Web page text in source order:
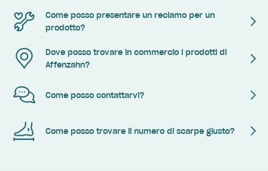
Come posso presentare un reclamo per un
prodotto?
Dove posso trovare in commercio i prodotti di
Affenzahn?
Come posso contattarvi?
Come posso trovare il numero di scarpe giusto?